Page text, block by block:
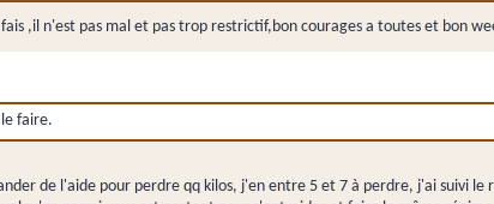
,il n'est pas mal et pas trop restrictif,bon courages a toutes et bon
faire.
de l'aide pour perdre qq kilos, j'en entre 5 et 7 à perdre, j'ai suivi